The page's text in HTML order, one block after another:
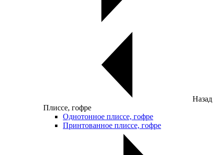
Назад
Плиссе, гофре
Однотонное плиссе, гофре
Принтованное плиссе, гофре